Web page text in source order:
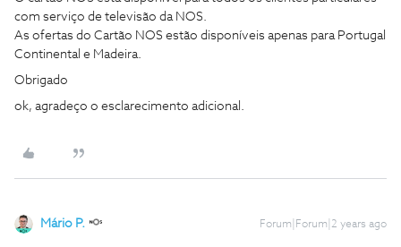
com serviço de televisão da NOS.
As ofertas do Cartão NOS estão disponíveis apenas para Portugal
Continental e Madeira.
Obrigado
ok, agradeço o esclarecimento adicional.
Mário P. Forum|Forum|2 years ago